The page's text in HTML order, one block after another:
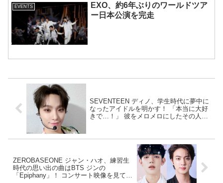
EVENTS
EXO、約6年ぶりのワールドツア
ー日本公演を完走
SEVENTEEN ディノ、学生時代に夢中に
なったアイドルを明かす！ 「本当に大好
きで…！」 彼をメロメロにしたその人物
ZEROBASEONE ジャン・ハオ、練習生
時代の思い出の曲はBTS ジンの
「Epiphany」！ コンサート映像を見て思